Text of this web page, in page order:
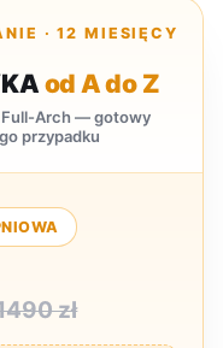
· 12 MIESIĘCY
od A do Z
Full-Arch — gotowy
przypadku
zł